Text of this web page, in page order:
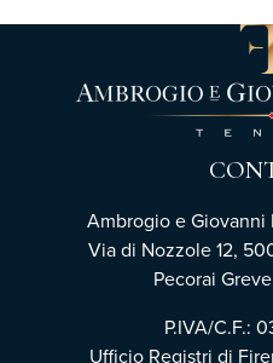
Ambrogio e Giovanni
Via di Nozzole 12,
Pecorai
P.IVA/C.F.:
Ufficio Registri di